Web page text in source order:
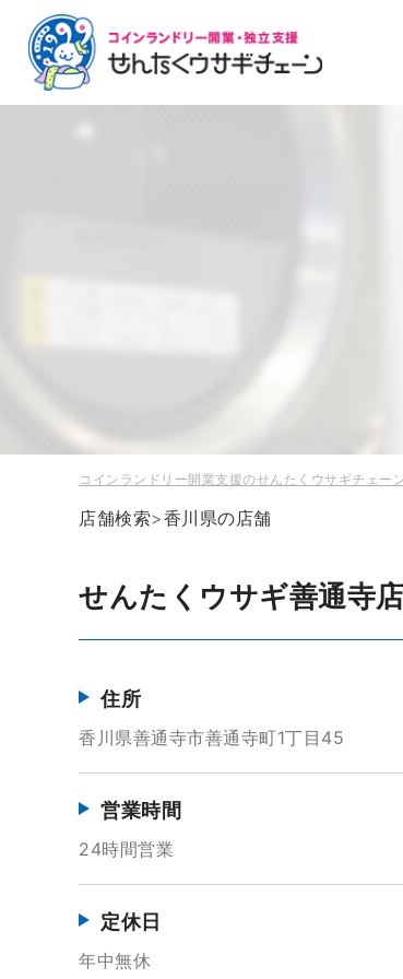
コイン
コインランドリー開業支援のせんたくウサギチェー
店舗検索>香川県の店舗
せんたくウサギ善通寺店
住所
香川県善通寺市善通寺町1丁目45
営業時間
24時間営業
定休日
年中無休